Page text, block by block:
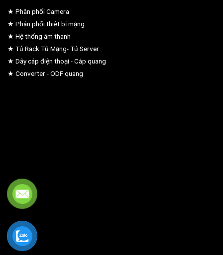
★ Phân phối Camera
★ Phân phối thiêt bị mạng
★ Hệ thống âm thanh
★ Tủ Rack Tủ Mạng- Tủ Server
★ Dây cáp điện thoại - Cáp quang
★ Converter - ODF quang